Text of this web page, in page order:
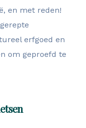
en met reden!
erfgoed en
om geproefd te